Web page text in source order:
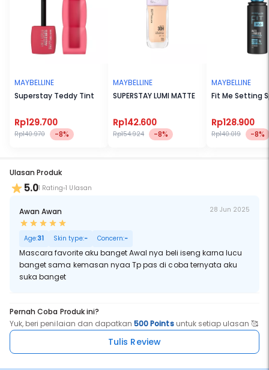
MAYBELLINE
Superstay Teddy Tint
Rp129.700
Rp140.970 -8%
MAYBELLINE
SUPERSTAY LUMI MATTE
Rp142.600
Rp154.924 -8%
MAYBELLINE
Fit Me Setting
Rp128.900
Rp140.019 -8%
Ulasan Produk
5.01 Rating 1 Ulasan
Awan Awan 28 Jun 2025
Age:31 Skin type:- Concern:-
Mascara favorite aku banget Awal nya beli iseng karna lucu
banget sama kemasan nyaa Tp pas di coba ternyata aku
suka banget
Pernah Coba Produk ini?
Yuk, beri penilaian dan dapatkan500 Pointsuntuk setiap ulasan 🥰
Tulis Review